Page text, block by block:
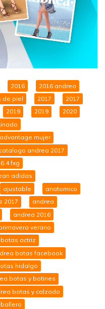
2016
2016 andrea
de piel
2017
2017
2019 2019
2020
mujer
andrea 2017
fxg
adidas
ajustable
anatomico
2017
andrea
andrea 2016
verano
actriz
botas facebook
hidalgo
botas y botines
botas y calzado